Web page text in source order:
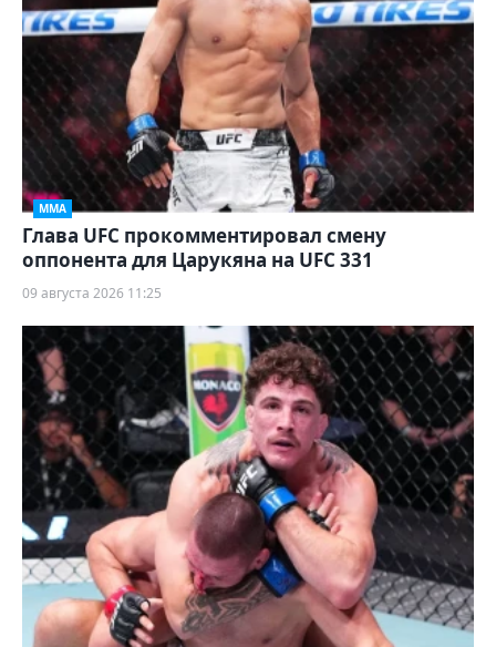
ММА
Глава UFC прокомментировал смену
оппонента для Царукяна на UFC 331
09 августа 2026 11:25